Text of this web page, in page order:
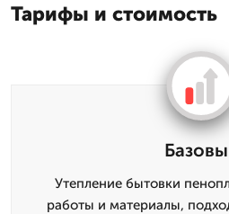
Тарифы и стоимость
Утепление бытовки
работы и материалы,